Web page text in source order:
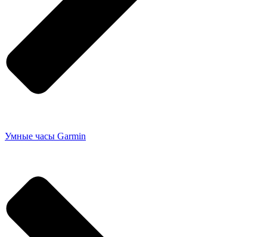
Умные часы Garmin